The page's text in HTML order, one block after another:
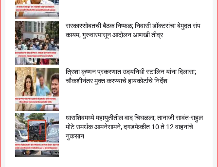
सरकारसोबतची बैठक निष्फळ; निवासी डॉक्टरांचा बेमुदत संप
कायम, गुरुवारपासून आंदोलन आणखी तीव्र
त्रिशा कृष्णन प्रकरणात उदयनिधी स्टालिन यांना दिलासा;
चौकशीनंतर मुक्त करण्याचे हायकोर्टाचे निर्देश
धाराशिवमध्ये महायुतीतील वाद चिघळला; तानाजी सावंत-राहुल
मोटे समर्थक आमनेसामने, दगडफेकीत 10 ते 12 वाहनांचे
नुकसान